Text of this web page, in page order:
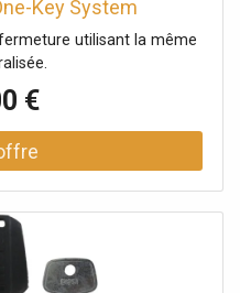
Key System
utilisant la même
€